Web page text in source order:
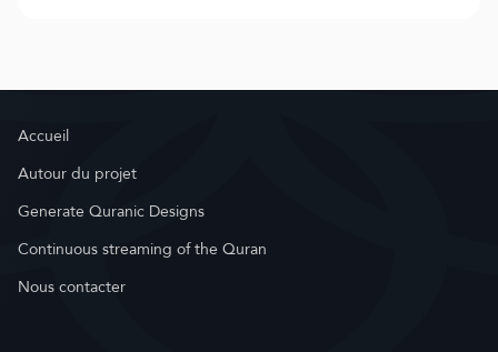
Accueil
Autour du projet
Generate Quranic Designs
Continuous streaming of the Quran
Nous contacter